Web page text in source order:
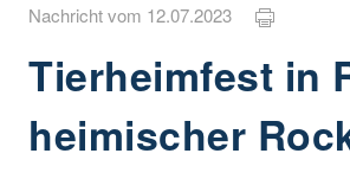
Nachricht vom 12.07.2023
Tierheimfest in
heimischer